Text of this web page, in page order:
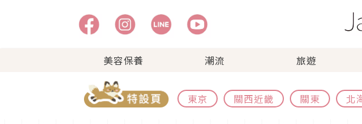
美容保養 潮流 旅遊
東京 關西近畿 關東 北